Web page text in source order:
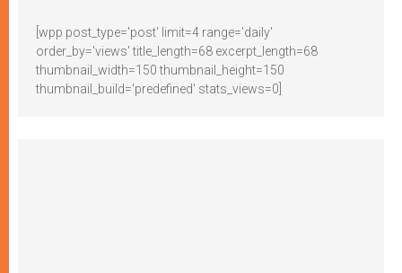
[wpp post_type='post' limit=4 range='daily'
order_by='views' title_length=68 excerpt_length=68
thumbnail_width=150 thumbnail_height=150
thumbnail_build='predefined' stats_views=0]